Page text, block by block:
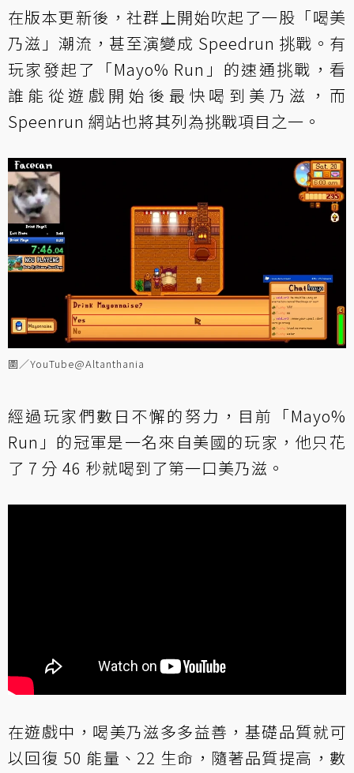
在版本更新後，社群上開始吹起了一股「喝美
乃滋」潮流，甚至演變成 Speedrun 挑戰。有
玩家發起了「Mayo% Run」的速通挑戰，看
誰能從遊戲開始後最快喝到美乃滋，而
Speenrun 網站也將其列為挑戰項目之一。
圖／YouTube@Altanthania
經過玩家們數日不懈的努力，目前「Mayo%
Run」的冠軍是一名來自美國的玩家，他只花
了 7 分 46 秒就喝到了第一口美乃滋。
在遊戲中，喝美乃滋多多益善，基礎品質就可
以回復 50 能量、22 生命，隨著品質提高，數